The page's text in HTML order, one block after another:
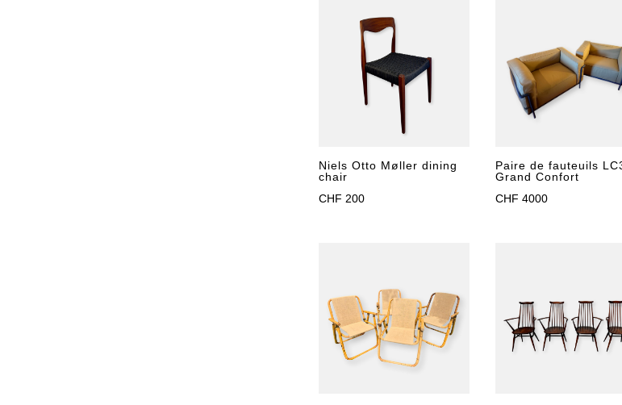
Niels Otto Møller dining
chair
CHF 200
Paire de fauteuils
Grand Confort
CHF 4000